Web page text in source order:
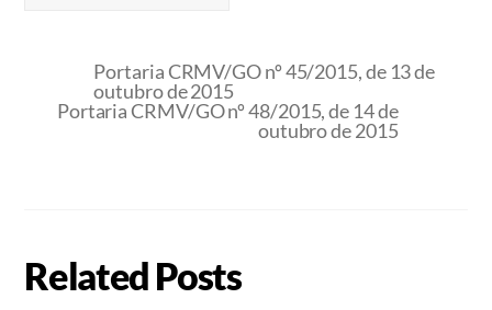
Portaria CRMV/GO nº 45/2015, de 13 de
outubro de 2015
Portaria CRMV/GO nº 48/2015, de 14 de
outubro de 2015
Related Posts